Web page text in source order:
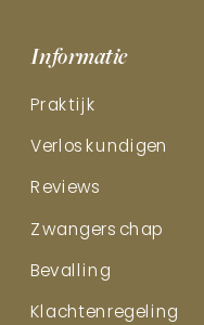
Klachtenregeling
Bevalling
Zwangerschap
Reviews
Verloskundigen
Praktijk
Informatie